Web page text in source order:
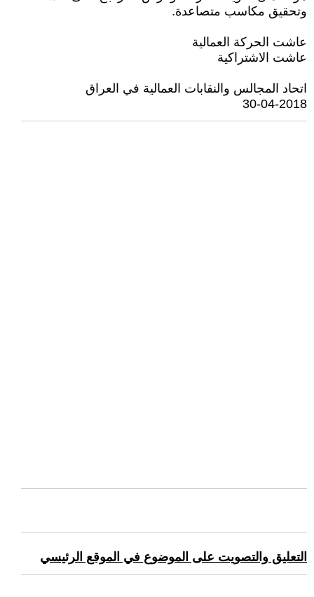
وتحقيق مكاسب متصاعدة.
عاشت الحركة العمالية
عاشت الاشتراكية
اتحاد المجالس والنقابات العمالية في العراق
30-04-2018
التعليق والتصويت على الموضوع في الموقع الرئيسي